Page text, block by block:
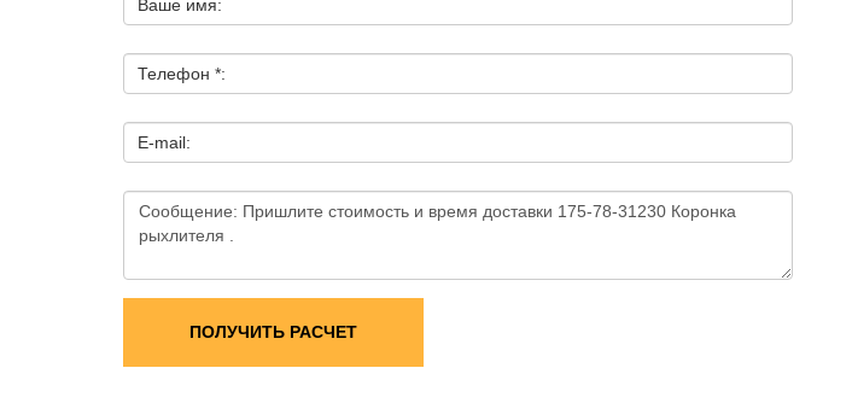
Ваше имя:
Телефон *:
E-mail:
ПОЛУЧИТЬ РАСЧЕТ